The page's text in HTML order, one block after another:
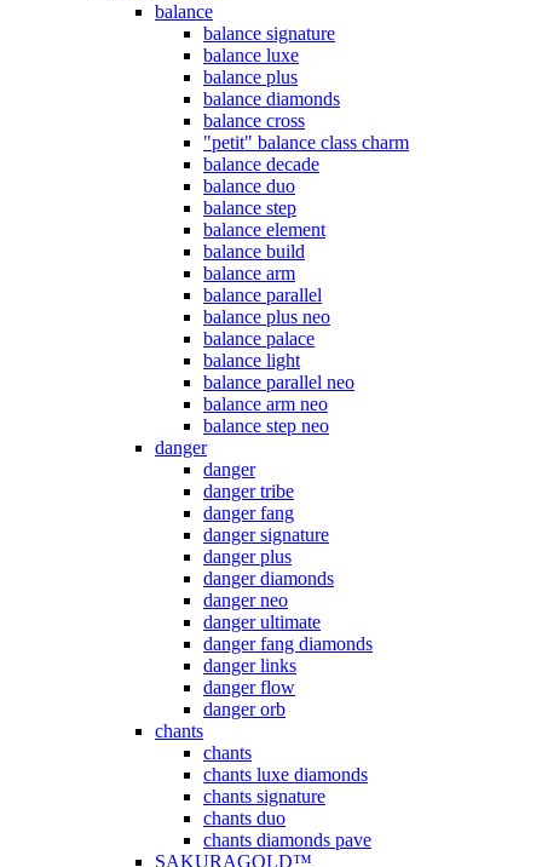
balance
balance signature
balance luxe
balance plus
balance diamonds
balance cross
"petit" balance class charm
balance decade
balance duo
balance step
balance element
balance build
balance arm
balance parallel
balance plus neo
balance palace
balance light
balance parallel neo
balance arm neo
balance step neo
danger
danger
danger tribe
danger fang
danger signature
danger plus
danger diamonds
danger neo
danger ultimate
danger fang diamonds
danger links
danger flow
danger orb
chants
chants
chants luxe diamonds
chants signature
chants duo
chants diamonds pave
SAKURAGOLD™